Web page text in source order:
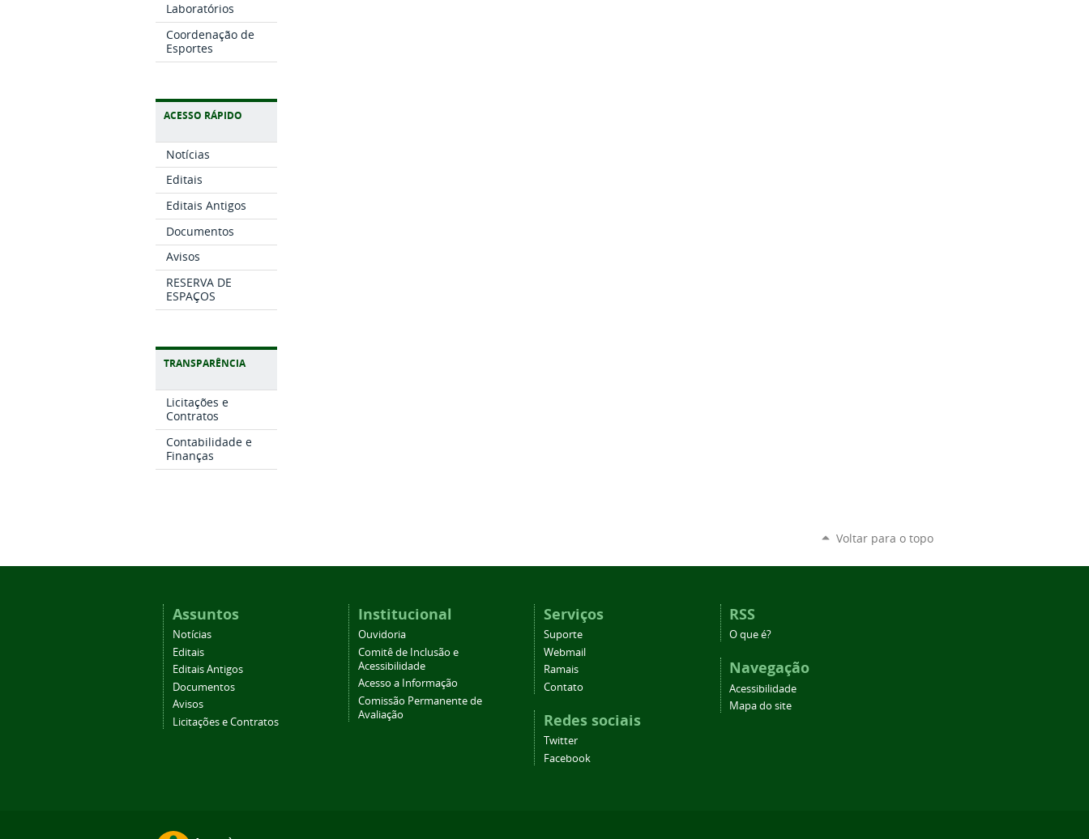
Laboratórios
Coordenação de
Esportes
ACESSO RÁPIDO
Notícias
Editais
Editais Antigos
Documentos
Avisos
RESERVA DE
ESPAÇOS
TRANSPARÊNCIA
Licitações e
Contratos
Contabilidade e
Finanças
Voltar para o topo
Assuntos
Notícias
Editais
Editais Antigos
Documentos
Avisos
Licitações e Contratos
Institucional
Ouvidoria
Comitê de Inclusão e
Acessibilidade
Acesso a Informação
Comissão Permanente de
Avaliação
Serviços
Suporte
Webmail
Ramais
Contato
Redes sociais
Twitter
Facebook
RSS
O que é?
Navegação
Acessibilidade
Mapa do site